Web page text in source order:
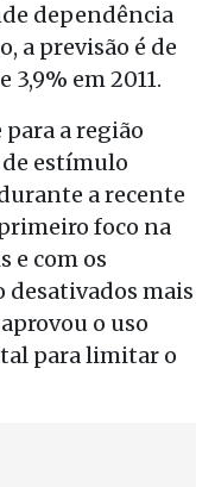
dependência
a previsão é de
3,9% em 2011.
a região
de estímulo
a recente
foco na
e com os
mais
o uso
para limitar o